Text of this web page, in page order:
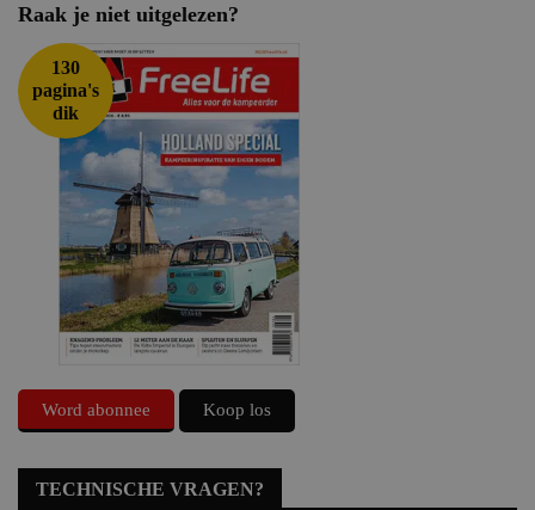
Raak je niet uitgelezen?
130
pagina's
dik
Word abonnee Koop los
TECHNISCHE VRAGEN?